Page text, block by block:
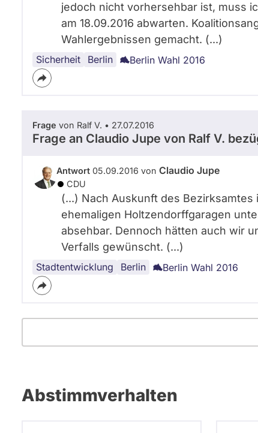
jedoch nicht vorhersehbar ist, muss
am 18.09.2016 abwarten.
Wahlergebnissen gemacht. (...)
Sicherheit Berlin
Koalitionsbildung
Überwachung Berlin Wahl 2016
Frage von Ralf V. • 27.07.2016
Frage an Claudio Jupe von Ralf V.
Antwort 05.09.2016 von Claudio Jupe
CDU
(...) Nach Auskunft des
ehemaligen Holtzendorffgaragen
absehbar. Dennoch hätten auch wir
Verfalls gewünscht. (...)
Stadtentwicklung Berlin
Bauplanung
Stadtbild
Stadtplanung Berlin Wahl 2016
Abstimmverhalten